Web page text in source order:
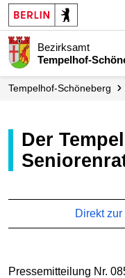
Bezirksamt
Tempelhof-
Tempelhof-Schöneberg
Der Tempelhof-Schöneberger
Direkt
Pressemitteilung Nr.